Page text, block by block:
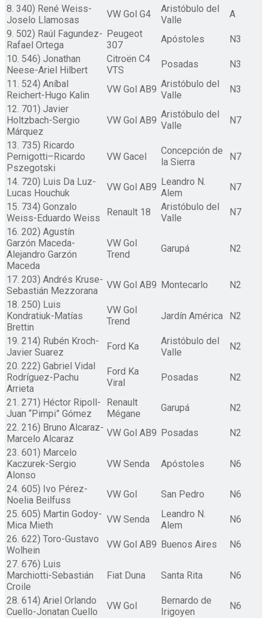
8. 340) René Weiss-
Joselo Llamosas
VW Gol G4
Aristóbulo del
Valle
A
9. 502) Raúl Fagundez-
Rafael Ortega
Peugeot
307
Apóstoles
N3
10. 546) Jonathan
Neese-Ariel Hilbert
Citroën C4
VTS
Posadas
N3
11. 524) Aníbal
Reichert-Hugo Kalin
VW Gol AB9 Aristóbulo del
Valle
N3
12. 701) Javier
Holtzbach-Sergio
Márquez
VW Gol AB9
Aristóbulo del
Valle
N7
13. 735) Ricardo
Pernigotti–Ricardo
Pszegotski
VW Gacel
Concepción de
la Sierra
N7
14. 720) Luis Da Luz-
Lucas Houchuk
VW Gol AB9 Leandro N.
Alem
N7
15. 734) Gonzalo
Weiss-Eduardo Weiss
Renault 18
Aristóbulo del
Valle
N7
16. 202) Agustín
Garzón Maceda-
Alejandro Garzón
Maceda
VW Gol
Trend
Garupá N2
17. 203) Andrés Kruse-
Sebastián Mezzorana
VW Gol AB9 Montecarlo
N2
18. 250) Luis
Kondratiuk-Matías
Brettin
VW Gol
Trend
Jardín América N2
19. 214) Rubén Kroch-
Javier Suarez
Ford Ka
Aristóbulo del
Valle
N2
20. 222) Gabriel Vidal
Rodríguez-Pachu
Arrieta
Ford Ka
Viral
Posadas N2
21. 271) Héctor Ripoll-
Juan “Pimpi” Gómez
Renault
Mégane
Garupá
N2
22. 216) Bruno Alcaraz-
Marcelo Alcaraz
VW Gol AB9 Posadas
N2
23. 601) Marcelo
Kaczurek-Sergio
Alonso
VW Senda Apóstoles N6
24. 605) Ivo Pérez-
Noelia Beilfuss
VW Gol San Pedro
N6
25. 605) Martin Godoy-
Mica Mieth
VW Senda
Leandro N.
Alem
N6
26. 622) Toro-Gustavo
Wolhein
VW Gol AB9 Buenos Aires
N6
27. 676) Luis
Marchiotti-Sebastián
Croile
Fiat Duna Santa Rita N6
28. 614) Ariel Orlando
Cuello-Jonatan Cuello
VW Gol
Bernardo de
Irigoyen
N6